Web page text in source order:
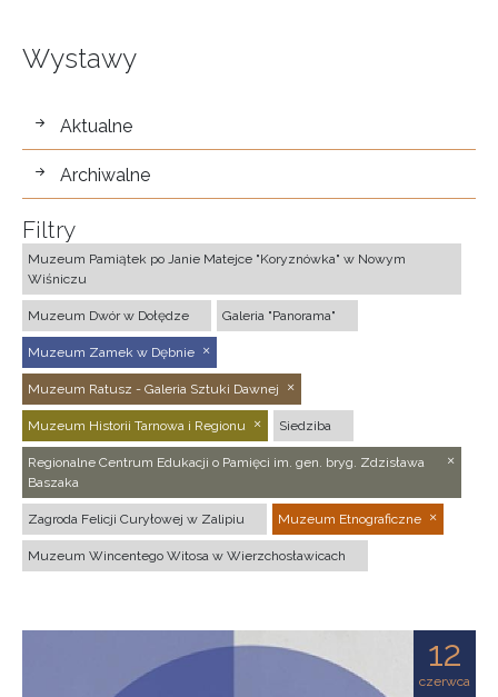
Wystawy
wystawy
Aktualne
Archiwalne
Filtry
Muzeum Pamiątek po Janie Matejce "Koryznówka" w Nowym
Wiśniczu
Muzeum Dwór w Dołędze Galeria "Panorama"
Muzeum Zamek w Dębnie
Muzeum Ratusz - Galeria Sztuki Dawnej
Muzeum Historii Tarnowa i Regionu Siedziba
Regionalne Centrum Edukacji o Pamięci im. gen. bryg. Zdzisława
Baszaka
Zagroda Felicji Curyłowej w Zalipiu Muzeum Etnograficzne
Muzeum Wincentego Witosa w Wierzchosławicach
12
czerwca